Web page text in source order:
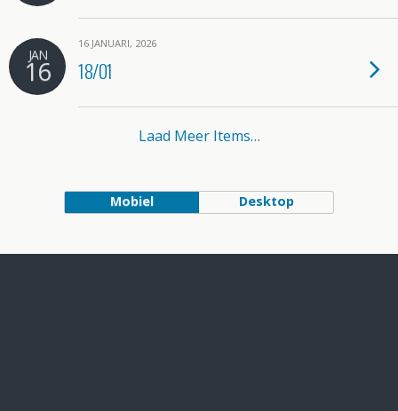
JAN
16
16 JANUARI, 2026
18/01
Laad Meer Items…
Mobiel Desktop